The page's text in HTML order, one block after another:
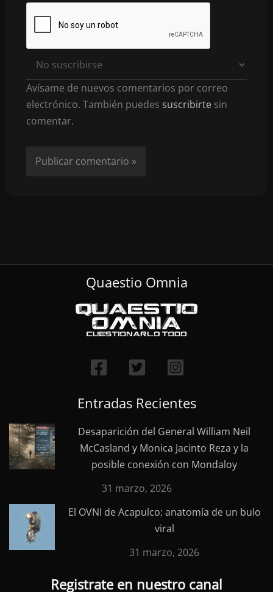
Avísame de nuevos comentarios por correo
electrónico. También puedes suscribirtesin
comentar.
Quaestio Omnia
Entradas Recientes
Desaparición del General William Neil
McCasland y Monica Jacinto Reza y la
posible conexión con Mondaloy
31 marzo, 2026
El OVNI de Acapulco: anatomía de un bulo
viral
31 marzo, 2026
Registrate en nuestro canal